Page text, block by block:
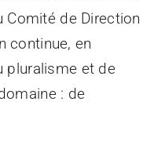
de Direction
continue, en
pluralisme et de
: de